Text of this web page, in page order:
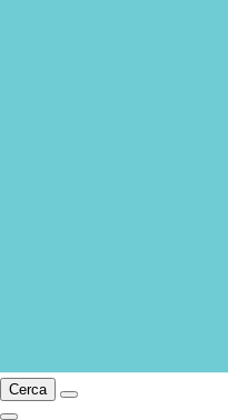
Cerca